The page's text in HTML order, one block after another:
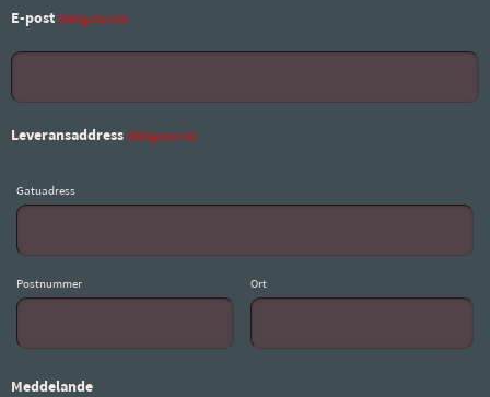
E-post (Obligatorisk)
Leveransaddress (Obligatorisk)
Gatuadress
Postnummer Ort
Meddelande